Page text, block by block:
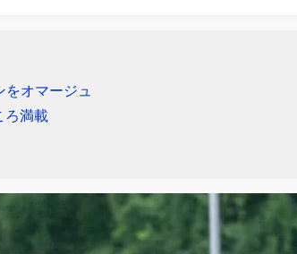
オマージュ
ろ満載